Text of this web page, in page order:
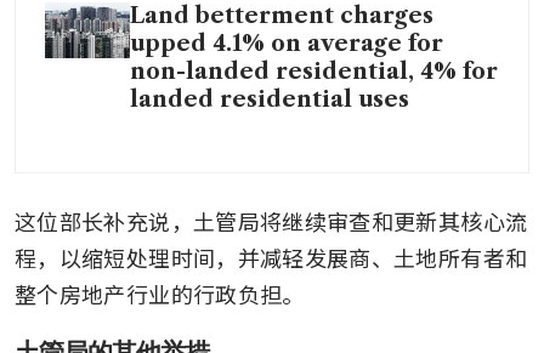
Land betterment charges
upped 4.1% on average for
non-landed residential, 4% for
landed residential uses
这位部长补充说，土管局将继续审查和更新其核心流
程，以缩短处理时间，并减轻发展商、土地所有者和
整个房地产行业的行政负担。